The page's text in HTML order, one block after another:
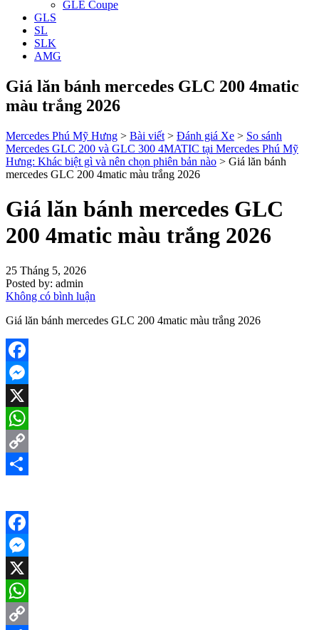
GLE Coupe
GLS
SL
SLK
AMG
Giá lăn bánh mercedes GLC 200 4matic
màu trắng 2026
Mercedes Phú Mỹ Hưng > Bài viết > Đánh giá Xe > So sánh
Mercedes GLC 200 và GLC 300 4MATIC tại Mercedes Phú Mỹ
Hưng: Khác biệt gì và nên chọn phiên bản nào > Giá lăn bánh
mercedes GLC 200 4matic màu trắng 2026
Giá lăn bánh mercedes GLC
200 4matic màu trắng 2026
25 Tháng 5, 2026
Posted by: admin
Không có bình luận
Giá lăn bánh mercedes GLC 200 4matic màu trắng 2026
Facebook
Messenger
X
WhatsApp
Copy
Facebook
Messenger
X
WhatsApp